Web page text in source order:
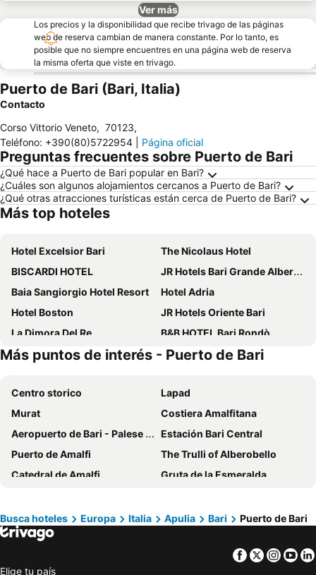
Ver más
Los precios y la disponibilidad que recibe trivago de las páginas
web de reserva cambian de manera constante. Por lo tanto, es
posible que no siempre encuentres en una página web de reserva
la misma oferta que viste en trivago.
Puerto de Bari (Bari, Italia)
Contacto
Corso Vittorio Veneto, 70123,
Teléfono: +390(80)5722954 Página oficial
Preguntas frecuentes sobre Puerto de Bari
¿Qué hace a Puerto de Bari popular en Bari?
¿Cuáles son algunos alojamientos cercanos a Puerto de Bari?
¿Qué otras atracciones turísticas están cerca de Puerto de Bari?
Más top hoteles
Hotel Excelsior Bari
The Nicolaus Hotel
BISCARDI HOTEL
JR Hotels Bari Grande Albergo delle Nazioni
Baia Sangiorgio Hotel Resort
Hotel Adria
Hotel Boston
JR Hotels Oriente Bari
La Dimora Del Re
B&B HOTEL Bari Rondò
Hotel Majesty Bari
Grand Hotel Leon D'Oro
Hotel HR
Hi Hotel Bari
Residence Hotel Moderno
San Nicola D'Amare
Hotel Riva Del Sole
UNA HOTELS Regina Bari
Mercure Villa Romanazzi Carducci Bari
Hotel Costa
Hotel Auditorium
Victor Hotel Bari
Más puntos de interés - Puerto de Bari
Centro storico
Lapad
Murat
Costiera Amalfitana
Aeropuerto de Bari - Palese Karol Wojtyla
Estación Bari Central
Puerto de Amalfi
The Trulli of Alberobello
Catedral de Amalfi
Gruta de la Esmeralda
Marina di Pulsano
Punta Prosciutto beach
San Foca Centro
Busca hoteles Europa Italia Apulia Bari Puerto de Bari
Facebook
Twitter
Elige tu país